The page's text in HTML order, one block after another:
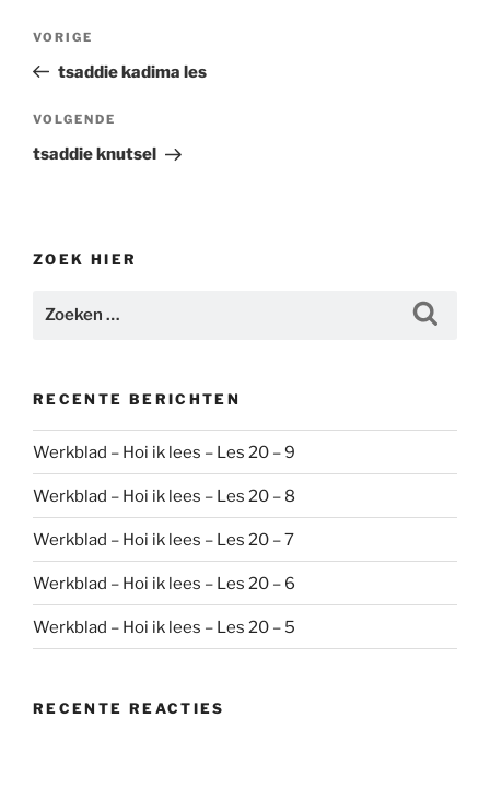
Vorig
bericht
VORIGE
tsaddie kadima les
Volgend
bericht
VOLGENDE
tsaddie knutsel
ZOEK HIER
Zoeken
RECENTE BERICHTEN
Werkblad – Hoi ik lees – Les 20 – 9
Werkblad – Hoi ik lees – Les 20 – 8
Werkblad – Hoi ik lees – Les 20 – 7
Werkblad – Hoi ik lees – Les 20 – 6
Werkblad – Hoi ik lees – Les 20 – 5
RECENTE REACTIES